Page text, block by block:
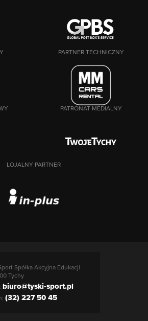
PARTNER TECHNICZNY
PATRONAT MEDIALNY
LOJALNY PARTNER
Spółka Akcyjna Edukacji
Tychy
biuro@tyski-sport.pl
(32) 227 50 45